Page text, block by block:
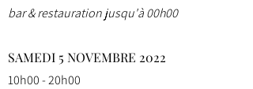
bar & restauration jusqu'à 00h00
SAMEDI 5 NOVEMBRE 2022
10h00 - 20h00